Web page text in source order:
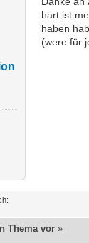
hart ist
haben
(were für
Thema vor »